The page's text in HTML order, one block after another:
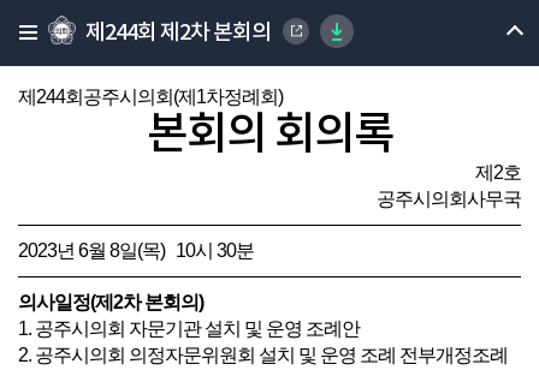
제244회 제2차 본회의
제244회공주시의회(제1차정례회)
본회의 회의록
제2호
공주시의회사무국
2023년 6월 8일(목) 10시 30분
의사일정(제2차 본회의)
1. 공주시의회 자문기관 설치 및 운영 조례안
2. 공주시의회 의정자문위원회 설치 및 운영 조례 전부개정조례